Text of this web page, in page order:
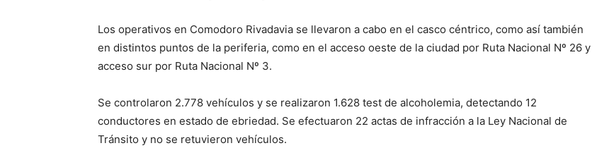
Los operativos en Comodoro Rivadavia se llevaron a cabo en el casco céntrico, como así también
en distintos puntos de la periferia, como en el acceso oeste de la ciudad por Ruta Nacional Nº 26 y
acceso sur por Ruta Nacional Nº 3.
Se controlaron 2.778 vehículos y se realizaron 1.628 test de alcoholemia, detectando 12
conductores en estado de ebriedad. Se efectuaron 22 actas de infracción a la Ley Nacional de
Tránsito y no se retuvieron vehículos.